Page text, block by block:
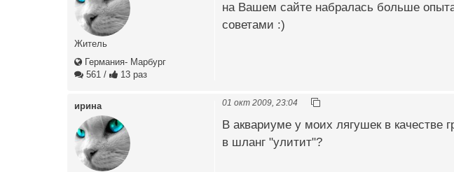
Житель
Германия- Марбург
561 / 13 раз
на Вашем сайте набралась больше
советами :)
ирина 01 окт 2009, 23:04
В аквариуме у моих лягушек в качестве
в шланг "улитит"?